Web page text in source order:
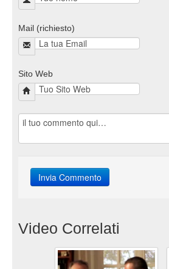
Mail (richiesto)
Sito Web
Video Correlati